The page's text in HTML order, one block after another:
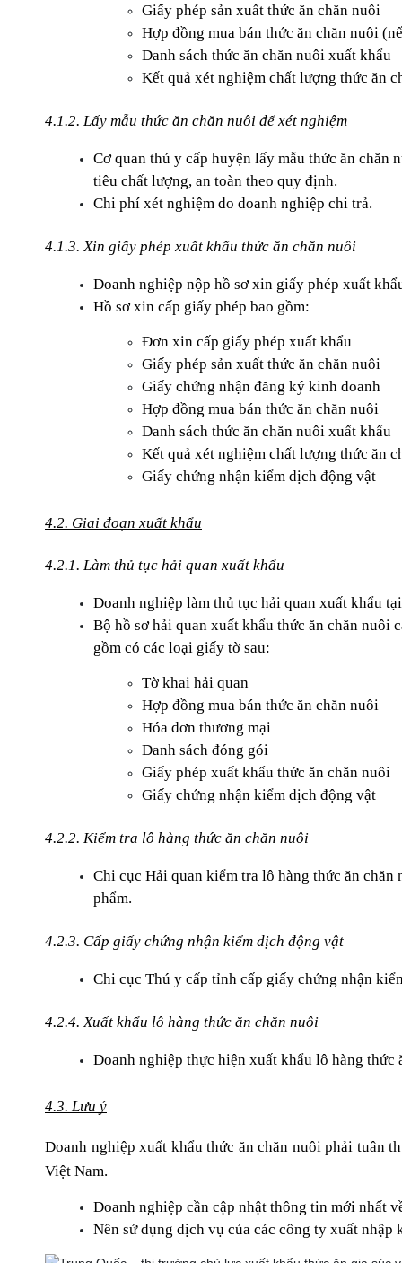
Giấy phép sản xuất thức ăn chăn nuôi
Hợp đồng mua bán thức ăn chăn nuôi
Danh sách thức ăn chăn nuôi xuất khẩu
Kết quả xét nghiệm chất lượng thức ăn
4.1.2. Lấy mẫu thức ăn chăn nuôi để xét nghiệm
Cơ quan thú y cấp huyện lấy mẫu thức ăn
tiêu chất lượng, an toàn theo quy định.
Chi phí xét nghiệm do doanh nghiệp chi trả.
4.1.3. Xin giấy phép xuất khẩu thức ăn chăn nuôi
Doanh nghiệp nộp hồ sơ xin giấy phép xuất
Hồ sơ xin cấp giấy phép bao gồm:
Đơn xin cấp giấy phép xuất khẩu
Giấy phép sản xuất thức ăn chăn nuôi
Giấy chứng nhận đăng ký kinh doanh
Hợp đồng mua bán thức ăn chăn nuôi
Danh sách thức ăn chăn nuôi xuất khẩu
Kết quả xét nghiệm chất lượng thức ăn
Giấy chứng nhận kiểm dịch động vật
4.2. Giai đoạn xuất khẩu
4.2.1. Làm thủ tục hải quan xuất khẩu
Doanh nghiệp làm thủ tục hải quan xuất khẩu
Bộ hồ sơ hải quan xuất khẩu thức ăn chăn nuôi
gồm có các loại giấy tờ sau:
Tờ khai hải quan
Hợp đồng mua bán thức ăn chăn nuôi
Hóa đơn thương mại
Danh sách đóng gói
Giấy phép xuất khẩu thức ăn chăn nuôi
Giấy chứng nhận kiểm dịch động vật
4.2.2. Kiểm tra lô hàng thức ăn chăn nuôi
Chi cục Hải quan kiểm tra lô hàng thức ăn
phẩm.
4.2.3. Cấp giấy chứng nhận kiểm dịch động vật
Chi cục Thú y cấp tỉnh cấp giấy chứng nhận
4.2.4. Xuất khẩu lô hàng thức ăn chăn nuôi
Doanh nghiệp thực hiện xuất khẩu lô hàng
4.3. Lưu ý
Doanh nghiệp xuất khẩu thức ăn chăn nuôi phải tuân
Việt Nam.
Doanh nghiệp cần cập nhật thông tin mới nhất
Nên sử dụng dịch vụ của các công ty xuất